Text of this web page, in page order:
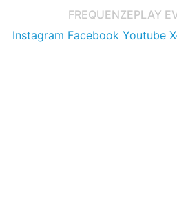
FREQUENZEPLAY
Instagram Facebook Youtube